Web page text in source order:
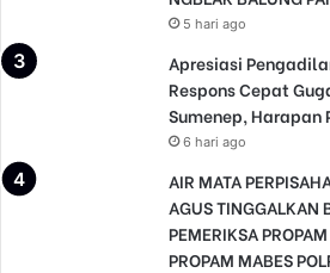
5 hari ago
Apresiasi
Respons Cepat
Sumenep, Harapan
6 hari ago
AIR MATA
AGUS TINGGALKAN
PEMERIKSA
PROPAM MABES